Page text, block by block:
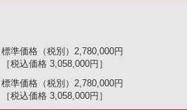
標準価格（税別）2,780,000円
［税込価格 3,058,000円］
標準価格（税別）2,780,000円
［税込価格 3,058,000円］